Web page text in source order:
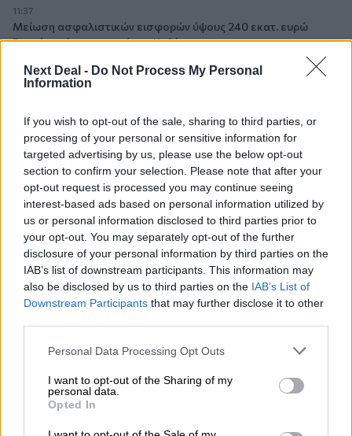
Next Deal - Do Not Process My Personal
Information
If you wish to opt-out of the sale, sharing to third parties, or
processing of your personal or sensitive information for
targeted advertising by us, please use the below opt-out
section to confirm your selection. Please note that after your
opt-out request is processed you may continue seeing
interest-based ads based on personal information utilized by
us or personal information disclosed to third parties prior to
your opt-out. You may separately opt-out of the further
disclosure of your personal information by third parties on the
IAB’s list of downstream participants. This information may
also be disclosed by us to third parties on the IAB’s List of
Downstream Participants that may further disclose it to other
Personal Data Processing Opt Outs
I want to opt-out of the Sharing of my
personal data.
Opted In
11:37
Μείωση ασφαλιστικών εισφορών ύψους 240 εκατ. ευρώ
ζητούν οι έμποροι από την Κυβέρνηση
10:45
09:15
Στέλιος Λιανός – INTERAMERICAN / Αθηναϊκή Γενική Κλινική
08:40
Η γαλλική «ψήφος» στο «καλώδιο» και τα συμφέροντα, οι
ελληνικές τράπεζες «πρωταθλήτριες» στα δάνεια, νέο deal
Βαρδινογιάννη- Εξάρχου και ο διπλασιασμός των κερδών της
ΔΕΗ
05.08.2026 - 13:37
Randy Schekman, Νομπελίστας Ιατρικής: «Σε πέντε χρόνια
μπορεί να έχουμε θεραπεία που αναστέλλει την εξέλιξη του
05.08.2026 - 12:33
Ε.Ε και παράνομη μετανάστευση: προτάσεις και δράσεις με
παρονομαστή το κοινό συμφέρον